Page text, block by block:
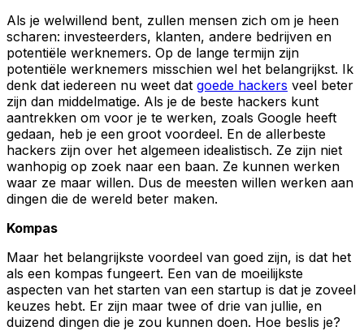
Als je welwillend bent, zullen mensen zich om je heen
scharen: investeerders, klanten, andere bedrijven en
potentiële werknemers. Op de lange termijn zijn
potentiële werknemers misschien wel het belangrijkst. Ik
denk dat iedereen nu weet dat goede hackers veel beter
zijn dan middelmatige. Als je de beste hackers kunt
aantrekken om voor je te werken, zoals Google heeft
gedaan, heb je een groot voordeel. En de allerbeste
hackers zijn over het algemeen idealistisch. Ze zijn niet
wanhopig op zoek naar een baan. Ze kunnen werken
waar ze maar willen. Dus de meesten willen werken aan
dingen die de wereld beter maken.
Kompas
Maar het belangrijkste voordeel van goed zijn, is dat het
als een kompas fungeert. Een van de moeilijkste
aspecten van het starten van een startup is dat je zoveel
keuzes hebt. Er zijn maar twee of drie van jullie, en
duizend dingen die je zou kunnen doen. Hoe beslis je?